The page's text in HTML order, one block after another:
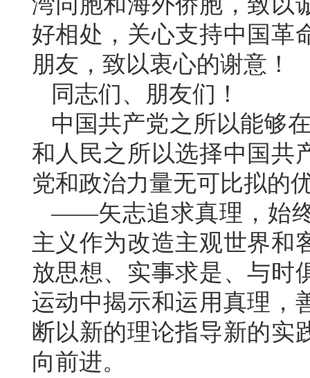
好相处，关心支持中国革
朋友，致以衷心的谢意！
同志们、朋友们！
中国共产党之所以能够
和人民之所以选择中国共
党和政治力量无可比拟的
——矢志追求真理，始
主义作为改造主观世界和
放思想、实事求是、与时
运动中揭示和运用真理，
断以新的理论指导新的实
向前进。